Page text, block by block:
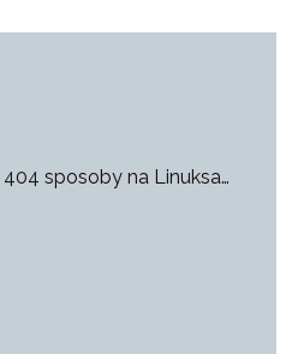
sposoby na Linuksa…